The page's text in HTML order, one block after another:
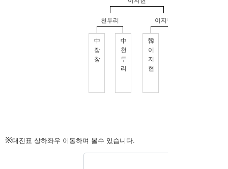
※대진표 상하좌우 이동하며 볼수 있습니다.